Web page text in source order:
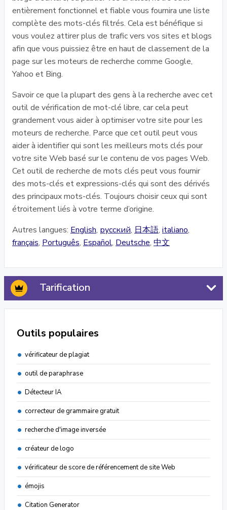
entièrement fonctionnel et fiable vous fournira une liste
complète des mots-clés filtrés. Cela est bénéfique si
vous voulez attirer plus de trafic vers vos sites et blogs
afin que vous puissiez être en haut de classement de la
page sur les moteurs de recherche comme Google,
Yahoo et Bing.
Savoir ce que la plupart des gens à la recherche avec cet
outil de vérification de mot-clé libre, car cela peut
grandement vous aider à optimiser votre site pour les
moteurs de recherche. Parce que cet outil peut vous
aider à identifier qui sont les meilleurs mots clés pour
votre site Web basé sur le contenu de vos pages Web.
Cet outil de recherche de mots clés peut vous fournir
des mots-clés et expressions-clés qui sont des dérivés
des principaux mots-clés. Toujours choisir ceux qui sont
étroitement liés à votre terme d’origine.
Autres langues: English, русский, 日本語, italiano,
français, Português, Español, Deutsche, 中文
Tarification
Outils populaires
vérificateur de plagiat
outil de paraphrase
Détecteur IA
correcteur de grammaire gratuit
recherche d'image inversée
créateur de logo
vérificateur de score de référencement de site Web
émojis
Citation Generator